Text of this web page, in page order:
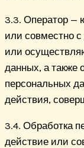
3.3. Оператор —
или совместно
или
данных, а также
персональных
действия,
3.4. Обработка
действие или